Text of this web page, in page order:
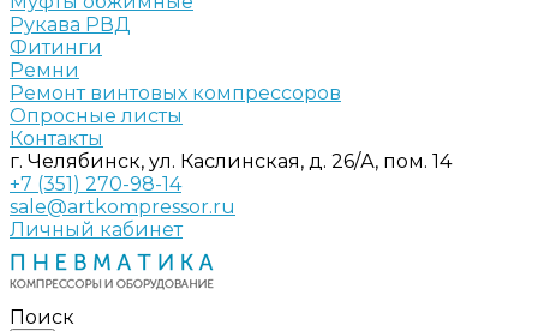
Рукава РВД
Фитинги
Ремни
Ремонт винтовых компрессоров
Опросные листы
Контакты
г. Челябинск, ул. Каслинская, д. 26/А, пом. 14
+7 (351) 270-98-14
sale@artkompressor.ru
Личный кабинет
Поиск